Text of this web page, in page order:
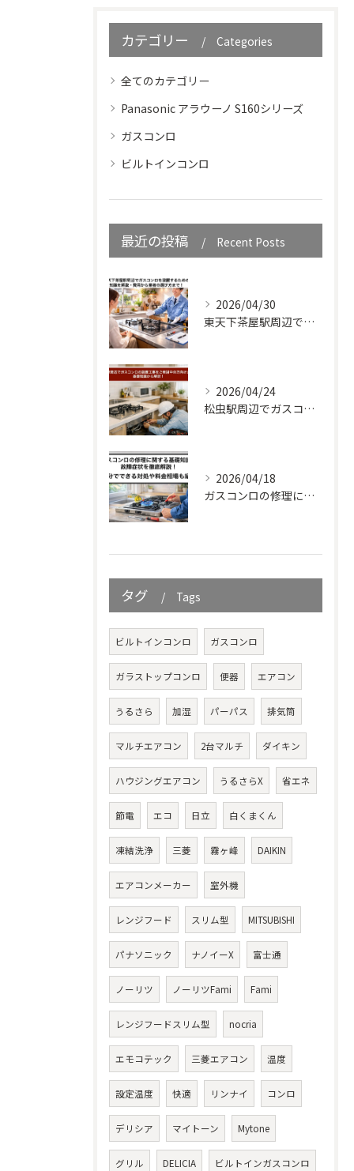
カテゴリー Categories
全てのカテゴリー
Panasonic アラウーノ S160シリーズ
ガスコンロ
ビルトインコンロ
最近の投稿 Recent Posts
2026/04/30
東天下茶屋駅周辺でガスコンロを設置するための知識を解説・費用から業者の選び方まで！
2026/04/24
松虫駅周辺でガスコンロの設置工事をご検討中の方向けガイド｜基礎知識から解説！
2026/04/18
ガスコンロの修理に関する基礎知識と故障症状を徹底解説！自分でできる対処や料金相場も紹介
タグ Tags
ビルトインコンロ ガスコンロ
ガラストップコンロ 便器 エアコン
うるさら 加湿 パーパス 排気筒
マルチエアコン 2台マルチ ダイキン
ハウジングエアコン うるさらX 省エネ
節電 エコ 日立 白くまくん
凍結洗浄 三菱 霧ヶ峰 DAIKIN
エアコンメーカー 室外機
レンジフード スリム型 MITSUBISHI
パナソニック ナノイーX 富士通
ノーリツ ノーリツFami Fami
レンジフードスリム型 nocria
エモコテック 三菱エアコン 温度
設定温度 快適 リンナイ コンロ
デリシア マイトーン Mytone
グリル DELICIA ビルトインガスコンロ